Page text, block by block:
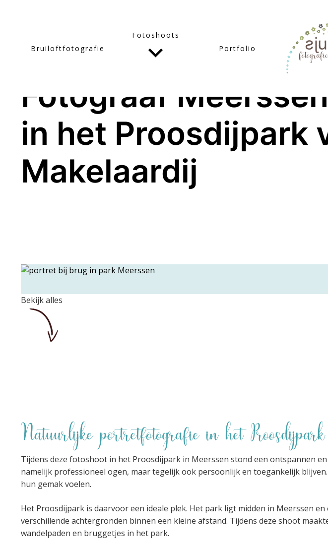
Bruiloftfotografie
Fotoshoots
Portfolio
Fotograaf
in het Proosdijpark
Makelaardij
Bekijk alles
Natuurlijke portretfotografie in het
Tijdens deze fotoshoot in het Proosdijpark in Meerssen stond een ontspannen
namelijk professioneel ogen, maar tegelijk ook persoonlijk en toegankelijk
hun gemak voelen.
Het Proosdijpark is daarvoor een ideale plek. Het park ligt midden in Meerssen
verschillende achtergronden binnen een kleine afstand. Tijdens deze shoot
wandelpaden en bruggetjes in het park.